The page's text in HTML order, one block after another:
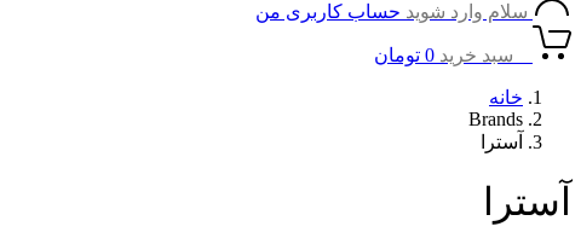
سلام وارد شوید حساب کاربری من
سبد خرید 0 تومان
خانه
Brands
آسترا
آسترا